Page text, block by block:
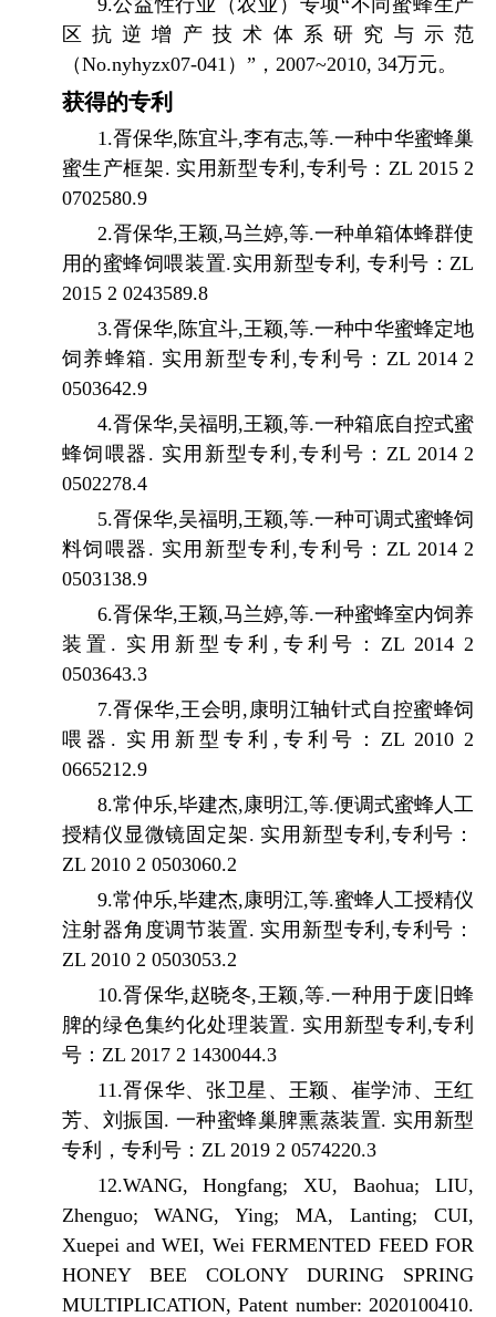
9.公益性行业（农业）专项“不同蜜蜂生产
区抗逆增产技术体系研究与示范
（No.nyhyzx07-041 ）”， 2007~2010, 34万元。
获得的专利
1.胥保华, 陈宜斗,李有志,等.一种中华蜜蜂巢
蜜生产框架. 实用新型专利 ,专利号：ZL 2015 2
0702580.9
2.胥保华,王颖,马兰婷,等.一种单箱体蜂群使
用的蜜蜂饲喂装置.实用新型专利 , 专利号：ZL
2015 2 0243589.8
3.胥保华, 陈宜斗,王颖,等.一种中华蜜蜂定地
饲养蜂箱 . 实用新型专利 ,专利号： ZL 2014 2
0503642.9
4.胥保华,吴福明 ,王颖,等.一种箱底自控式蜜
蜂饲喂器 . 实用新型专利 ,专利号： ZL 2014 2
0502278.4
5.胥保华,吴福明 ,王颖,等.一种可调式蜜蜂饲
料饲喂器 . 实用新型专利 ,专利号： ZL 2014 2
0503138.9
6.胥保华,王颖,马兰婷,等.一种蜜蜂室内饲养
装置 . 实用新型专利 , 专利号：ZL 2014 2
0503643.3
7.胥保华,王会明 , 康明江轴针式自控蜜蜂饲
喂器 . 实用新型专利 , 专利号：ZL 2010 2
0665212.9
8.常仲乐,毕建杰,康明江,等.便调式蜜蜂人工
授精仪显微镜固定架. 实用新型专利 ,专利号：
ZL 2010 2 0503060.2
9.常仲乐,毕建杰,康明江,等.蜜蜂人工授精仪
注射器角度调节装置. 实用新型专利 ,专利号：
ZL 2010 2 0503053.2
10.胥保华,赵晓冬,王颖,等.一种用于废旧蜂
脾的绿色集约化处理装置. 实用新型专利 ,专利
号： ZL 2017 2 1430044.3
11.胥保华、张卫星、王颖、崔学沛、王红
芳、刘振国 . 一种蜜蜂巢脾熏蒸装置. 实用新型
专利，专利号： ZL 2019 2 0574220.3
12.WANG, Hongfang; XU, Baohua; LIU,
Zhenguo; WANG, Ying; MA, Lanting; CUI,
Xuepei and WEI, Wei FERMENTED FEED FOR
HONEY BEE COLONY DURING SPRING
MULTIPLICATION, Patent number: 2020100410.